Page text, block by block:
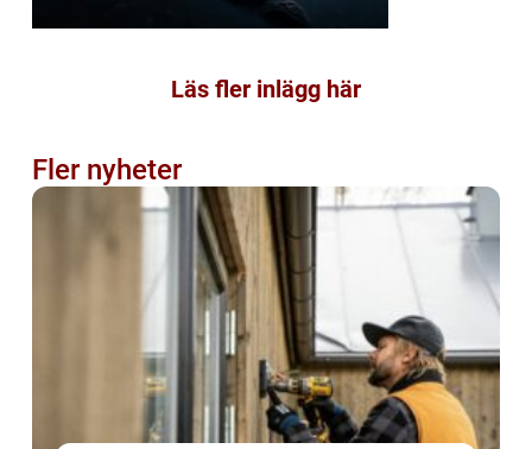
Läs fler inlägg här
Fler nyheter